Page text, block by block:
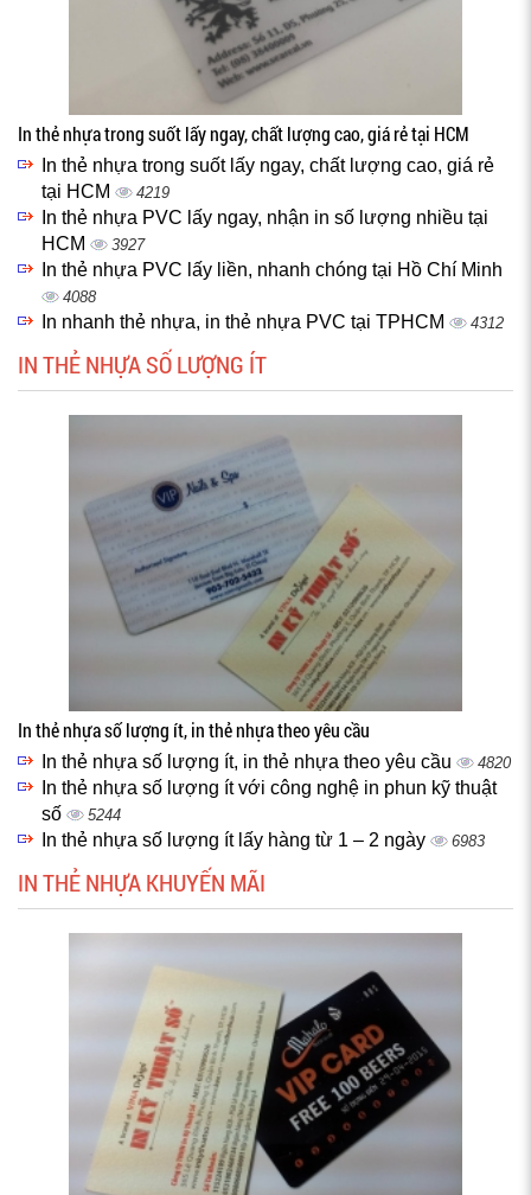
In thẻ nhựa trong suốt lấy ngay, chất lượng cao, giá rẻ tại HCM
In thẻ nhựa trong suốt lấy ngay, chất lượng cao, giá rẻ
tại HCM
4219
In thẻ nhựa PVC lấy ngay, nhận in số lượng nhiều tại
HCM
3927
In thẻ nhựa PVC lấy liền, nhanh chóng tại Hồ Chí Minh
4088
In nhanh thẻ nhựa, in thẻ nhựa PVC tại TPHCM 4312
IN THẺ NHỰA SỐ LƯỢNG ÍT
In thẻ nhựa số lượng ít, in thẻ nhựa theo yêu cầu
In thẻ nhựa số lượng ít, in thẻ nhựa theo yêu cầu 4820
In thẻ nhựa số lượng ít với công nghệ in phun kỹ thuật
số
5244
In thẻ nhựa số lượng ít lấy hàng từ 1 – 2 ngày 6983
IN THẺ NHỰA KHUYẾN MÃI